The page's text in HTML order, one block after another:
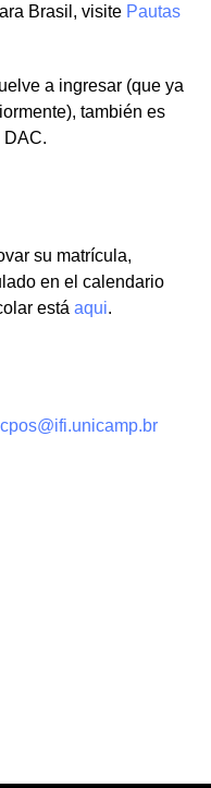
Brasil, visite Pautas
a ingresar (que ya
también es
DAC.
su matrícula,
en el calendario
está aqui.